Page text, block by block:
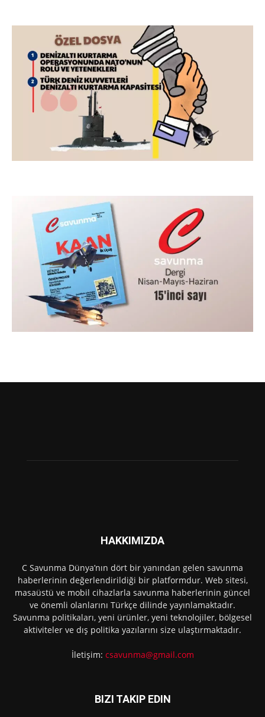
HAKKIMIZDA
C Savunma Dünya’nın dört bir yanından gelen savunma
haberlerinin değerlendirildiği bir platformdur. Web sitesi,
masaüstü ve mobil cihazlarla savunma haberlerinin güncel
ve önemli olanlarını Türkçe dilinde yayınlamaktadır.
Savunma politikaları, yeni ürünler, yeni teknolojiler, bölgesel
aktiviteler ve dış politika yazılarını size ulaştırmaktadır.
İletişim: csavunma@gmail.com
BIZI TAKIP EDIN